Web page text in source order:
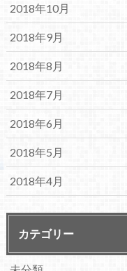
2018年10月
2018年9月
2018年8月
2018年7月
2018年6月
2018年5月
2018年4月
カテゴリー